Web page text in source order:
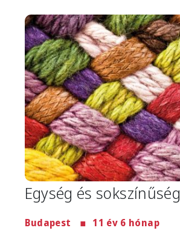
Image
Egység és sokszínűség
Budapest 11 év 6 hónap